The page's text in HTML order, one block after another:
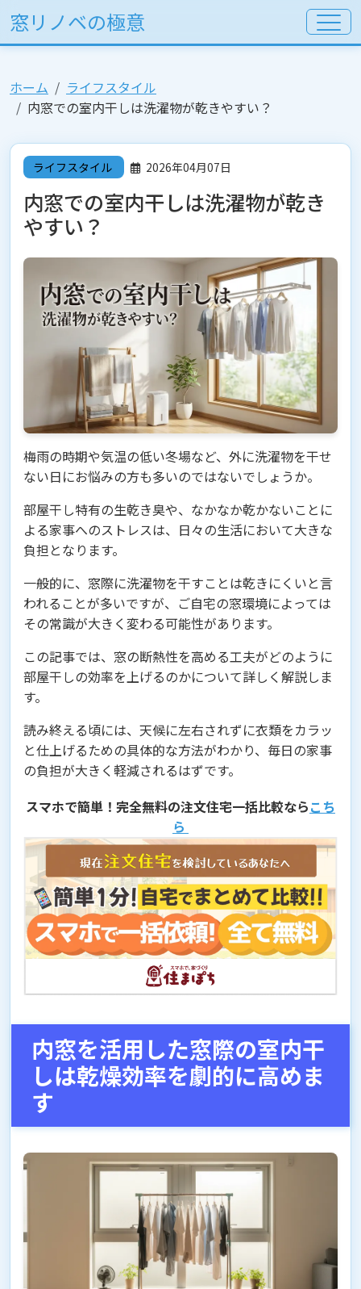
窓リノベの極意
ホーム
ライフスタイル
内窓での室内干しは洗濯物が乾きやすい？
ライフスタイル 2026年04月07日
内窓での室内干しは洗濯物が乾き
やすい？
梅雨の時期や気温の低い冬場など、外に洗濯物を干せ
ない日にお悩みの方も多いのではないでしょうか。
部屋干し特有の生乾き臭や、なかなか乾かないことに
よる家事へのストレスは、日々の生活において大きな
負担となります。
一般的に、窓際に洗濯物を干すことは乾きにくいと言
われることが多いですが、ご自宅の窓環境によっては
その常識が大きく変わる可能性があります。
この記事では、窓の断熱性を高める工夫がどのように
部屋干しの効率を上げるのかについて詳しく解説しま
す。
読み終える頃には、天候に左右されずに衣類をカラッ
と仕上げるための具体的な方法がわかり、毎日の家事
の負担が大きく軽減されるはずです。
スマホで簡単！完全無料の注文住宅一括比較ならこち
ら
内窓を活用した窓際の室内干
しは乾燥効率を劇的に高めま
す